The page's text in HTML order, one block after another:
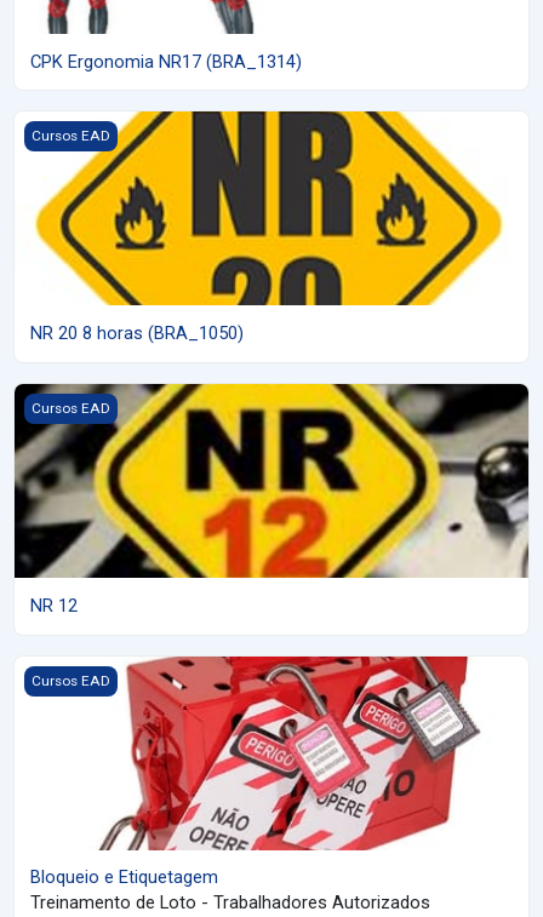
CPK Ergonomia NR17 (BRA_1314)
Imagem do curso NR 20 8 horas (BRA_1050)
Cursos EAD
NR 20 8 horas (BRA_1050)
Imagem do curso NR 12
Cursos EAD
NR 12
Imagem do curso Bloqueio e Etiquetagem
Cursos EAD
Bloqueio e Etiquetagem
Treinamento de Loto - Trabalhadores Autorizados